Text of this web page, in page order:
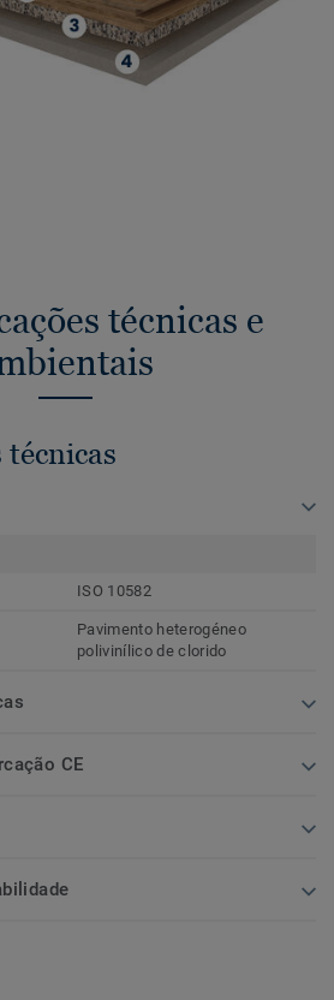
técnicas e
técnicas
ISO 10582
Pavimento heterogéneo
polivinílico de clorido
CE